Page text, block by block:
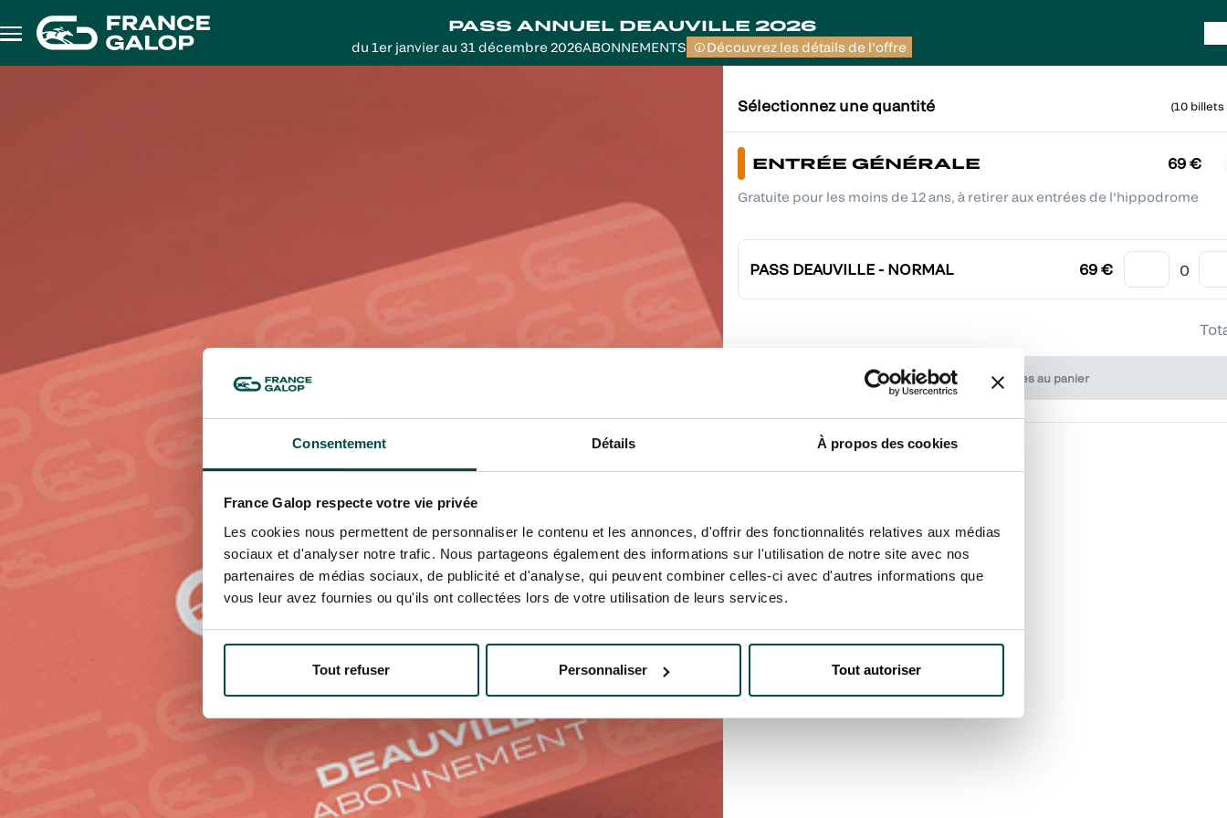
Consentement Détails À propos des cookies
France Galop respecte votre vie privée
Les cookies nous permettent de personnaliser le contenu et les annonces, d'offrir des fonctionnalités relatives aux médias
sociaux et d'analyser notre trafic. Nous partageons également des informations sur l'utilisation de notre site avec nos
partenaires de médias sociaux, de publicité et d'analyse, qui peuvent combiner celles-ci avec d'autres informations que
vous leur avez fournies ou qu'ils ont collectées lors de votre utilisation de leurs services.
Tout refuser Personnaliser Tout autoriser
PASS ANNUEL DEAUVILLE 2026
du 1er janvier au 31 décembre 2026ABONNEMENTS Découvrez les détails de l'offre
Sélectionnez une quantité (10 billets
ENTRÉE GÉNÉRALE 69 €
Gratuite pour les moins de 12 ans, à retirer aux entrées de l'hippodrome
PASS DEAUVILLE - NORMAL 69 €
Ajouter mes places au panier